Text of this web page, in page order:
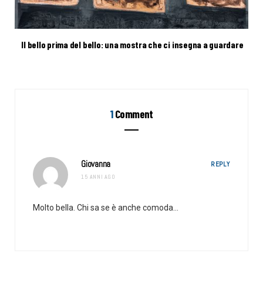
Il bello prima del bello: una mostra che ci insegna a guardare
1Comment
Giovanna
15 ANNI AGO
REPLY
Molto bella. Chi sa se è anche comoda…